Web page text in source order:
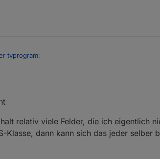
tvprogram:
selbst geben! ;) durch die möglichkeit
relativ viele Felder, die ich eigentlich
Klasse, dann kann sich das jeder selber